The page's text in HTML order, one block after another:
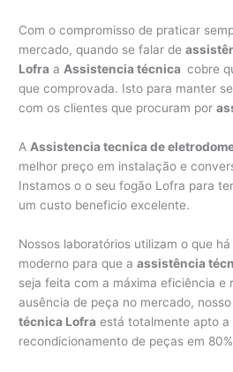
Com o compromisso de praticar
mercado, quando se falar de
Lofra aAssistencia técnica cobre
que comprovada. Isto para manter
com os clientes que procuram por
AAssistencia tecnica de
melhor preço em instalação e
Instamos o o seu fogão Lofra para
um custo beneficio excelente.
Nossos laboratórios utilizam o que
moderno para que aassistência
seja feita com a máxima eficiência e
ausência de peça no mercado,
técnica Lofra está totalmente apto
recondicionamento de peças em